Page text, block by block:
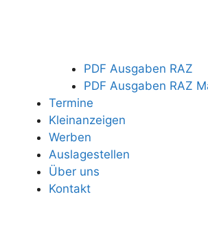
PDF Ausgaben RAZ
PDF Ausgaben RAZ
Termine
Kleinanzeigen
Werben
Auslagestellen
Über uns
Kontakt